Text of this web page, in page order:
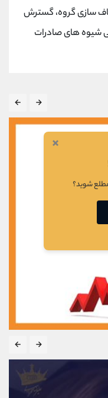
سازی گروه، گسترش
شیوه های صادرات
×
شوید؟